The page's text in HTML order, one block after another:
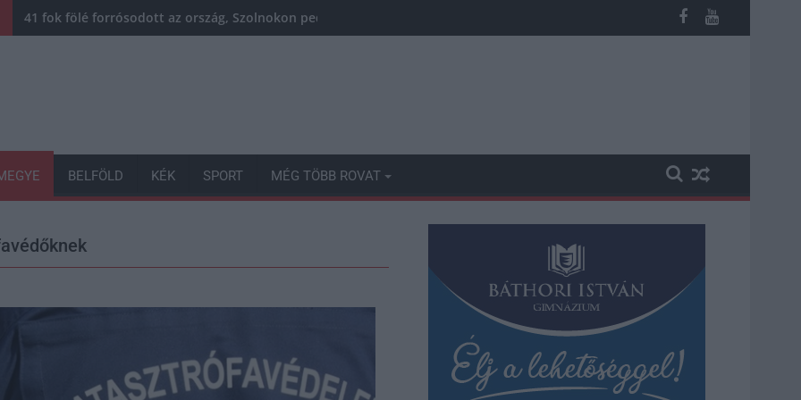
41 fok fölé forrósodott az ország, Szolnokon pedig egy másik rekord is megdőlt
BELFÖLD KÉK SPORT MÉG TÖBB ROVAT